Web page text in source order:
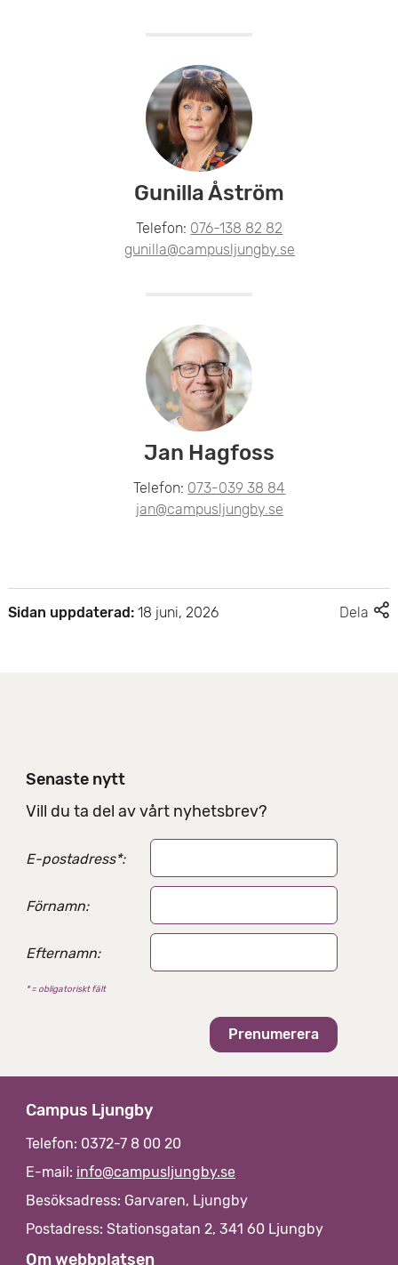
Gunilla Åström
Telefon: 076-138 82 82
gunilla@campusljungby.se
Jan Hagfoss
Telefon: 073-039 38 84
jan@campusljungby.se
Sidan uppdaterad: 18 juni, 2026 Dela
Senaste nytt
Vill du ta del av vårt nyhetsbrev?
E-postadress*:
Förnamn:
Efternamn:
* = obligatoriskt fält
Campus Ljungby
Telefon: 0372-7 8 00 20
E-mail: info@campusljungby.se
Besöksadress: Garvaren, Ljungby
Postadress: Stationsgatan 2, 341 60 Ljungby
Om webbplatsen